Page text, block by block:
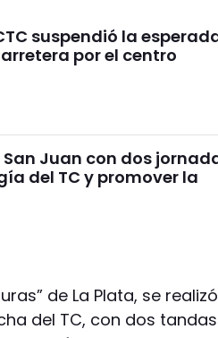
suspendió la
por el centro
Juan con dos
del TC y promover la
de La Plata, se
del TC, con dos